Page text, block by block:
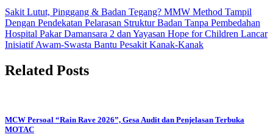
Sakit Lutut, Pinggang & Badan Tegang? MMW Method Tampil
Dengan Pendekatan Pelarasan Struktur Badan Tanpa Pembedahan
Hospital Pakar Damansara 2 dan Yayasan Hope for Children Lancar
Inisiatif Awam-Swasta Bantu Pesakit Kanak-Kanak
Related Posts
MCW Persoal “Rain Rave 2026”, Gesa Audit dan Penjelasan Terbuka
MOTAC